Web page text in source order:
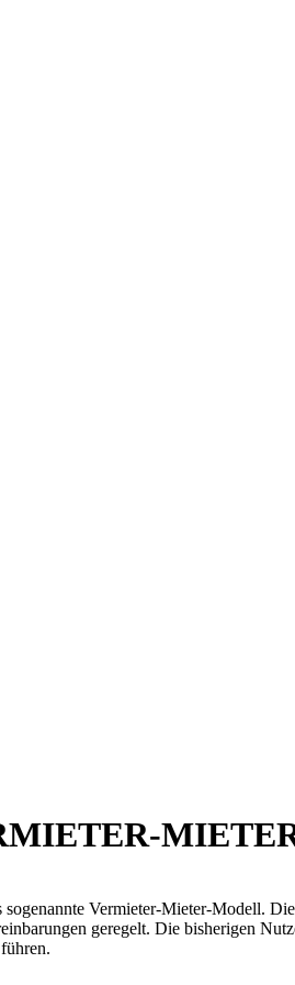
Vermieter-Mieter-Modell.
geregelt. Die bisherigen